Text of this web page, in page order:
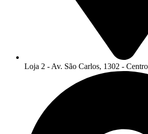
Loja 2 - Av. São Carlos, 1302 -